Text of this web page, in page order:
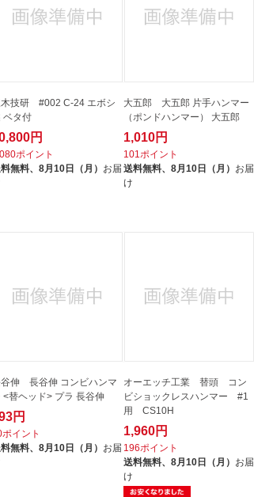
技研 #002 C-24 エボシ
ベタ付
円
ポイント
無料、8月10日（月） お届
大五郎 大五郎 片手ハンマー
（ポンドハンマー） 大五郎
1,010円
101ポイント
送料無料、 8月10日（月） お届
け
伸 長谷伸 コンビハンマ
<替ヘッド> プラ 長谷伸
円
イント
無料、8月10日（月） お届
オーエッチ工業 替頭 コン
ビショックレスハンマー #1
用 CS10H
1,960円
196ポイント
送料無料、 8月10日（月） お届
け